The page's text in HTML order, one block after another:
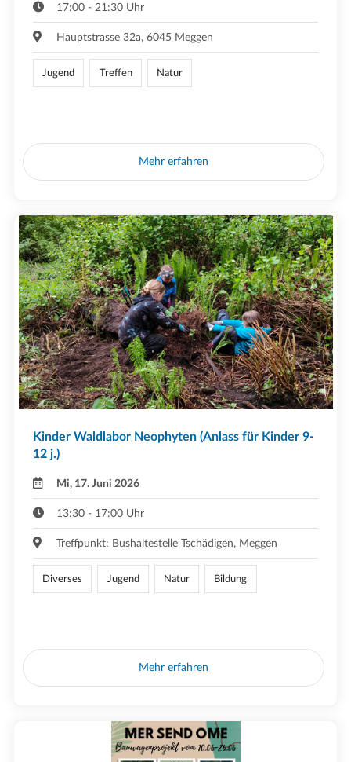
17:00 - 21:30 Uhr
Hauptstrasse 32a, 6045 Meggen
Jugend Treffen Natur
Mehr erfahren
Kinder Waldlabor Neophyten (Anlass für Kinder 9-
12 j.)
Mi, 17. Juni 2026
13:30 - 17:00 Uhr
Treffpunkt: Bushaltestelle Tschädigen, Meggen
Diverses Jugend Natur Bildung
Mehr erfahren